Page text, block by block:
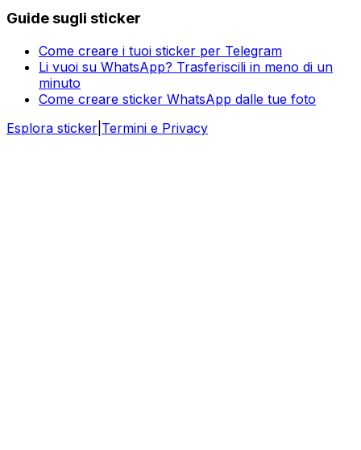
Guide sugli sticker
Come creare i tuoi sticker per Telegram
Li vuoi su WhatsApp? Trasferiscili in meno di un
minuto
Come creare sticker WhatsApp dalle tue foto
Esplora sticker Termini e Privacy